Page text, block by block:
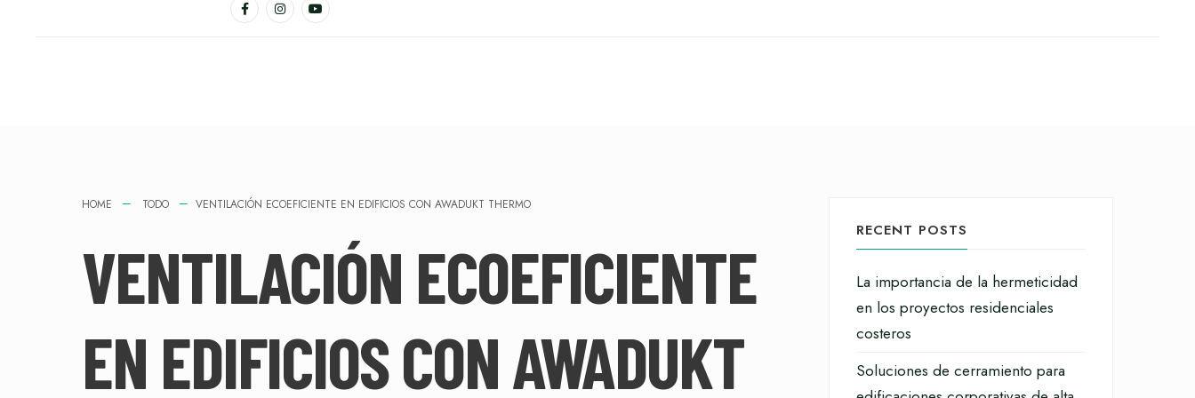
HOME TODO VENTILACIÓN ECOEFICIENTE EN EDIFICIOS CON AWADUKT THERMO
VENTILACIÓN ECOEFICIENTE
EN EDIFICIOS CON AWADUKT
RECENT POSTS
La importancia de la hermeticidad
en los proyectos residenciales
costeros
Soluciones de cerramiento para